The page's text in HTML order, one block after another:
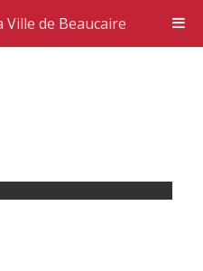
Ville de Beaucaire